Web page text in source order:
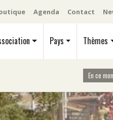
Agenda Contact
Pays Thèmes
En ce